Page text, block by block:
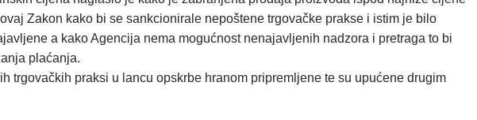
Zakon kako bi se sankcionirale nepoštene trgovačke prakse i istim je bilo
a kako Agencija nema mogućnost nenajavljenih nadzora i pretraga to bi
plaćanja.
trgovačkih praksi u lancu opskrbe hranom pripremljene te su upućene drugim